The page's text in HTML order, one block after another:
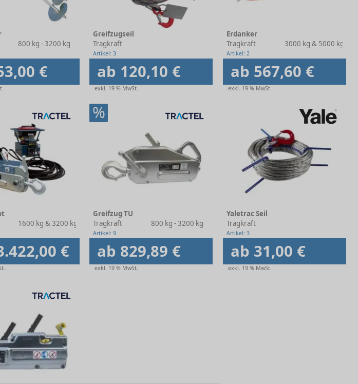
800 kg - 3200 kg
€
Greifzugseil
Tragkraft
Artikel: 3
ab 120,10 €
exkl. 19 % MwSt.
Erdanker
Tragkraft
3000 kg & 5000 kg
Artikel: 2
ab 567,60 €
exkl. 19 % MwSt.
1600 kg & 3200 kg
€
%
Greifzug TU
Tragkraft
800 kg - 3200 kg
Artikel: 9
ab 829,89 €
exkl. 19 % MwSt.
Yaletrac Seil
Tragkraft
Artikel: 3
ab 31,00 €
exkl. 19 % MwSt.